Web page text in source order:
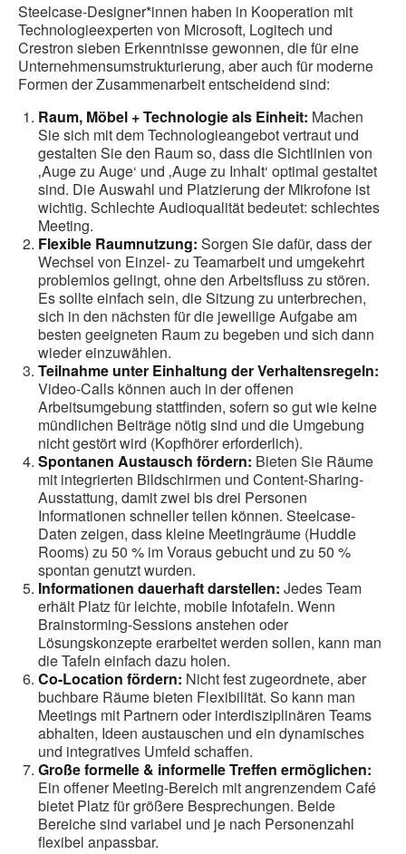
Steelcase-Designer*innen haben in Kooperation mit
Technologieexperten von Microsoft, Logitech und
Crestron sieben Erkenntnisse gewonnen, die für eine
Unternehmensumstrukturierung, aber auch für moderne
Formen der Zusammenarbeit entscheidend sind:
Raum, Möbel + Technologie als Einheit: Machen
Sie sich mit dem Technologieangebot vertraut und
gestalten Sie den Raum so, dass die Sichtlinien von
‚Auge zu Auge‘ und ‚Auge zu Inhalt‘ optimal gestaltet
sind. Die Auswahl und Platzierung der Mikrofone ist
wichtig. Schlechte Audioqualität bedeutet: schlechtes
Meeting.
Flexible Raumnutzung: Sorgen Sie dafür, dass der
Wechsel von Einzel- zu Teamarbeit und umgekehrt
problemlos gelingt, ohne den Arbeitsfluss zu stören.
Es sollte einfach sein, die Sitzung zu unterbrechen,
sich in den nächsten für die jeweilige Aufgabe am
besten geeigneten Raum zu begeben und sich dann
wieder einzuwählen.
Teilnahme unter Einhaltung der Verhaltensregeln:
Video-Calls können auch in der offenen
Arbeitsumgebung stattfinden, sofern so gut wie keine
mündlichen Beiträge nötig sind und die Umgebung
nicht gestört wird (Kopfhörer erforderlich).
Spontanen Austausch fördern: Bieten Sie Räume
mit integrierten Bildschirmen und Content-Sharing-
Ausstattung, damit zwei bis drei Personen
Informationen schneller teilen können. Steelcase-
Daten zeigen, dass kleine Meetingräume (Huddle
Rooms) zu 50 % im Voraus gebucht und zu 50 %
spontan genutzt wurden.
Informationen dauerhaft darstellen: Jedes Team
erhält Platz für leichte, mobile Infotafeln. Wenn
Brainstorming-Sessions anstehen oder
Lösungskonzepte erarbeitet werden sollen, kann man
die Tafeln einfach dazu holen.
Co-Location fördern: Nicht fest zugeordnete, aber
buchbare Räume bieten Flexibilität. So kann man
Meetings mit Partnern oder interdisziplinären Teams
abhalten, Ideen austauschen und ein dynamisches
und integratives Umfeld schaffen.
Große formelle & informelle Treffen ermöglichen:
Ein offener Meeting-Bereich mit angrenzendem Café
bietet Platz für größere Besprechungen. Beide
Bereiche sind variabel und je nach Personenzahl
flexibel anpassbar.